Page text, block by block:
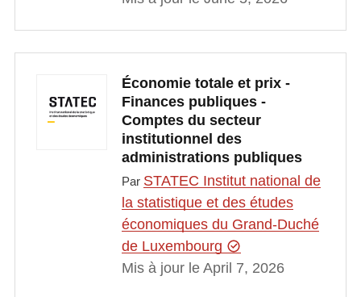
Économie totale et prix -
Finances publiques -
Comptes du secteur
institutionnel des
administrations publiques
Par STATEC Institut national de
la statistique et des études
économiques du Grand-Duché
de Luxembourg
Mis à jour le April 7, 2026